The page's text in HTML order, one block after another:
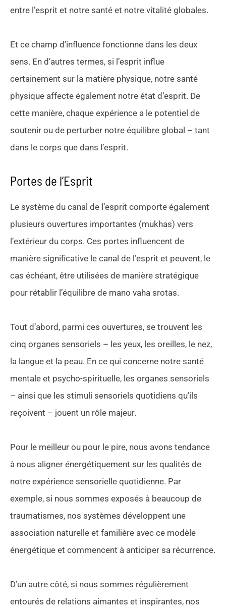
entre l’esprit et notre santé et notre vitalité globales.
Et ce champ d’influence fonctionne dans les deux
sens. En d’autres termes, si l’esprit influe
certainement sur la matière physique, notre santé
physique affecte également notre état d’esprit. De
cette manière, chaque expérience a le potentiel de
soutenir ou de perturber notre équilibre global – tant
dans le corps que dans l’esprit.
Portes de l’Esprit
Le système du canal de l’esprit comporte également
plusieurs ouvertures importantes (mukhas) vers
l’extérieur du corps. Ces portes influencent de
manière significative le canal de l’esprit et peuvent, le
cas échéant, être utilisées de manière stratégique
pour rétablir l’équilibre de mano vaha srotas.
Tout d’abord, parmi ces ouvertures, se trouvent les
cinq organes sensoriels – les yeux, les oreilles, le nez,
la langue et la peau. En ce qui concerne notre santé
mentale et psycho-spirituelle, les organes sensoriels
– ainsi que les stimuli sensoriels quotidiens qu’ils
reçoivent – jouent un rôle majeur.
Pour le meilleur ou pour le pire, nous avons tendance
à nous aligner énergétiquement sur les qualités de
notre expérience sensorielle quotidienne. Par
exemple, si nous sommes exposés à beaucoup de
traumatismes, nos systèmes développent une
association naturelle et familière avec ce modèle
énergétique et commencent à anticiper sa récurrence.
D’un autre côté, si nous sommes régulièrement
entourés de relations aimantes et inspirantes, nos